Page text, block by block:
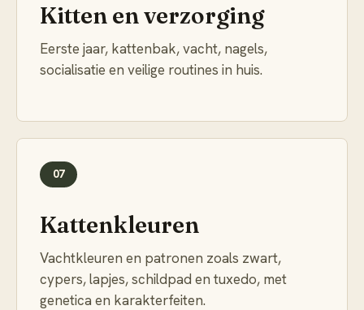
Kitten en verzorging
Eerste jaar, kattenbak, vacht, nagels,
socialisatie en veilige routines in huis.
07
Kattenkleuren
Vachtkleuren en patronen zoals zwart,
cypers, lapjes, schildpad en tuxedo, met
genetica en karakterfeiten.